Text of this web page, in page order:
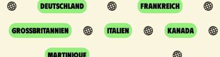
Deutschland Frankreich
Grossbritannien Italien Kanada
Martinique